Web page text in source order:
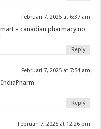
Februari 7, 2025 at 6:37 am
– canadian pharmacy no
Reply
Februari 7, 2025 at 7:54 am
–
Reply
Februari 7, 2025 at 12:26 pm